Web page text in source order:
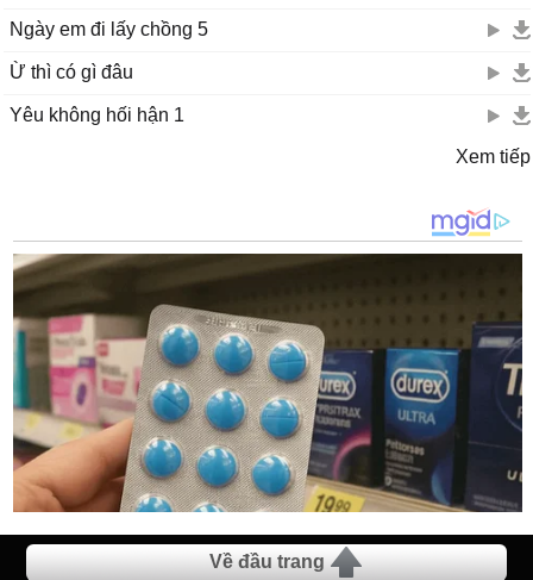
Ngày em đi lấy chồng 5
Ừ thì có gì đâu
Yêu không hối hận 1
Xem tiếp
Về đầu trang